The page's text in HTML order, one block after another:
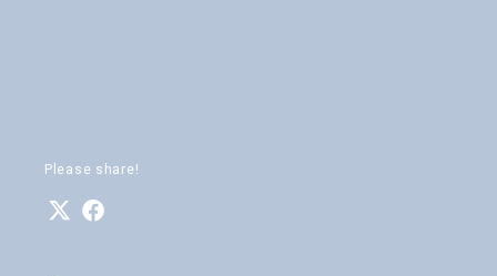
Please share!